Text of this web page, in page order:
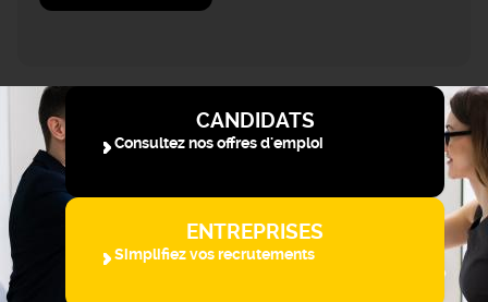
CANDIDATS
Consultez nos offres d'emploi
ENTREPRISES
Simplifiez vos recrutements